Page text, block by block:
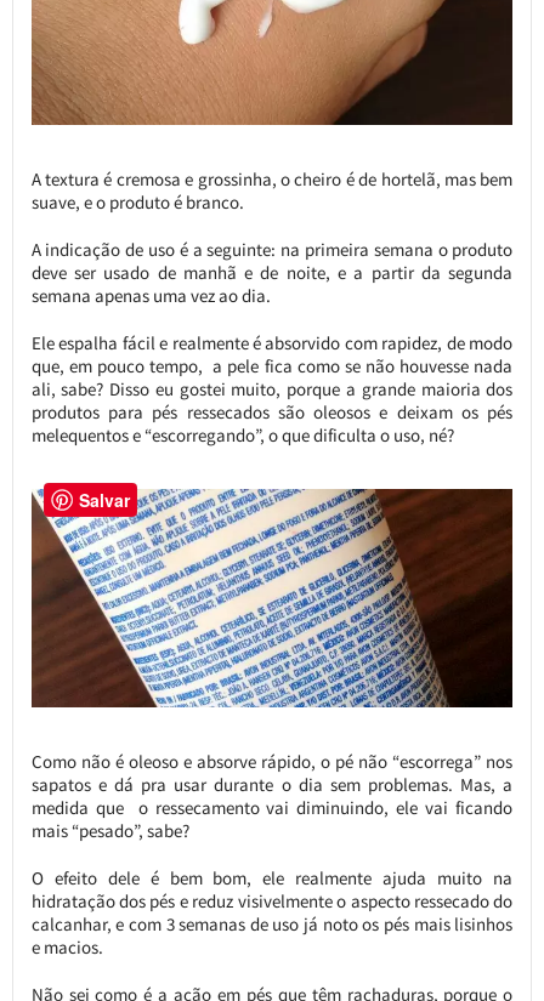
A textura é cremosa e grossinha, o cheiro é de hortelã, mas bem
suave, e o produto é branco.
A indicação de uso é a seguinte: na primeira semana o produto
deve ser usado de manhã e de noite, e a partir da segunda
semana apenas uma vez ao dia.
Ele espalha fácil e realmente é absorvido com rapidez, de modo
que, em pouco tempo, a pele fica como se não houvesse nada
ali, sabe? Disso eu gostei muito, porque a grande maioria dos
produtos para pés ressecados são oleosos e deixam os pés
melequentos e “escorregando”, o que dificulta o uso, né?
Como não é oleoso e absorve rápido, o pé não “escorrega” nos
sapatos e dá pra usar durante o dia sem problemas. Mas, a
medida que o ressecamento vai diminuindo, ele vai ficando
mais “pesado”, sabe?
O efeito dele é bem bom, ele realmente ajuda muito na
hidratação dos pés e reduz visivelmente o aspecto ressecado do
calcanhar, e com 3 semanas de uso já noto os pés mais lisinhos
e macios.
Não sei como é a ação em pés que têm rachaduras, porque o
Salvar